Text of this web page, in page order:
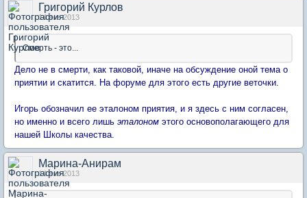
Григорий Курлов
14 янв 2013
Смерть - это...
Дело не в смерти, как таковой, иначе на обсуждение оной тема о
приятии и скатится. На форуме для этого есть другие веточки.
Игорь обозначил ее эталоном приятия, и я здесь с ним согласен,
но именно и всего лишь эталоном этого основополагающего для
нашей Школы качества.
Марина-Анирам
14 янв 2013